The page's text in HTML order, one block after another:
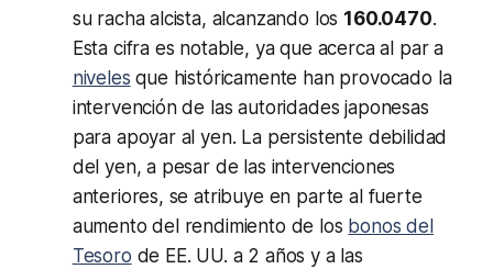
su racha alcista, alcanzando los 160.0470.
Esta cifra es notable, ya que acerca al par a
niveles que históricamente han provocado la
intervención de las autoridades japonesas
para apoyar al yen. La persistente debilidad
del yen, a pesar de las intervenciones
anteriores, se atribuye en parte al fuerte
aumento del rendimiento de los bonos del
Tesoro de EE. UU. a 2 años y a las